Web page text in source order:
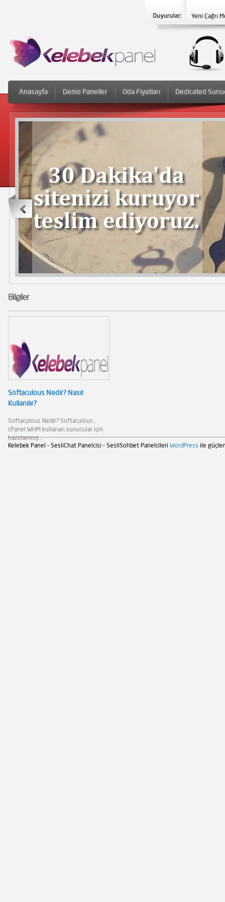
Yeni Çağrı
Anasayfa Demo Paneller Oda Fiyatları Dedicated
Bilgiler
Softaculous Nedir? Nasıl
Kullanılır?
Softaculous Nedir? Softaculous ,
cPanel WHM kullanan sunucular için
hazırlanmış...
Kelebek Panel - SesliChat Panelcisi - SesliSohbet Panelcileri WordPress ile